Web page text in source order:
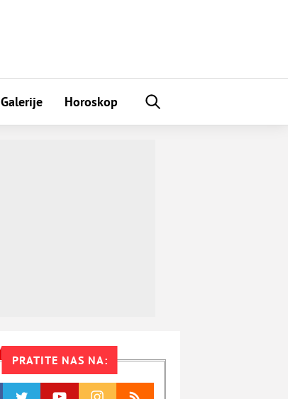
Galerije Horoskop
PRATITE NAS NA: